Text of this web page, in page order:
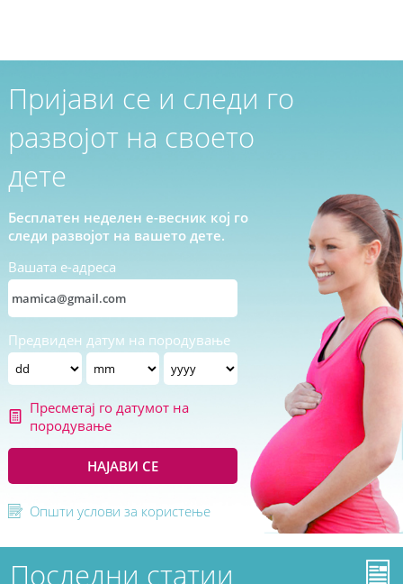
Пријави се и следи го
развојот на своето
дете
Бесплатен неделен е-весник кој го
следи развојот на вашето дете.
Вашата е-адреса
Предвиден датум на породување
Пресметај го датумот на
породување
НАЈАВИ СЕ
Општи услови за користење
Последни статии